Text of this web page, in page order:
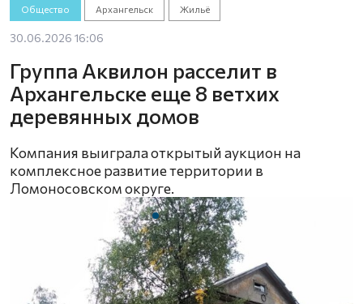
Общество Архангельск Жильё
30.06.2026 16:06
Группа Аквилон расселит в
Архангельске еще 8 ветхих
деревянных домов
Компания выиграла открытый аукцион на
комплексное развитие территории в
Ломоносовском округе.